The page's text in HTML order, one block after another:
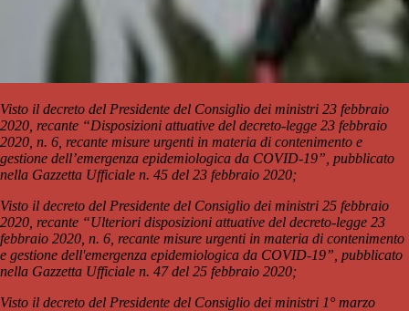
Visto il decreto del Presidente del Consiglio dei ministri 23 febbraio
2020, recante “Disposizioni attuative del decreto-legge 23 febbraio
2020, n. 6, recante misure urgenti in materia di contenimento e
gestione dell’emergenza epidemiologica da COVID-19”, pubblicato
nella Gazzetta Ufficiale n. 45 del 23 febbraio 2020;
Visto il decreto del Presidente del Consiglio dei ministri 25 febbraio
2020, recante “Ulteriori disposizioni attuative del decreto-legge 23
febbraio 2020, n. 6, recante misure urgenti in materia di contenimento
e gestione dell'emergenza epidemiologica da COVID-19”, pubblicato
nella Gazzetta Ufficiale n. 47 del 25 febbraio 2020;
Visto il decreto del Presidente del Consiglio dei ministri 1° marzo